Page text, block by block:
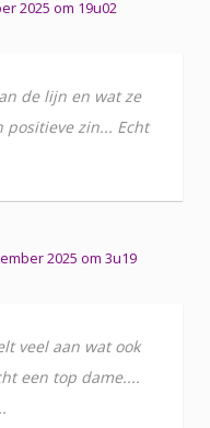
2025 om 19u02
de lijn en wat ze
positieve zin... Echt
2025 om 3u19
veel aan wat ook
een top dame....